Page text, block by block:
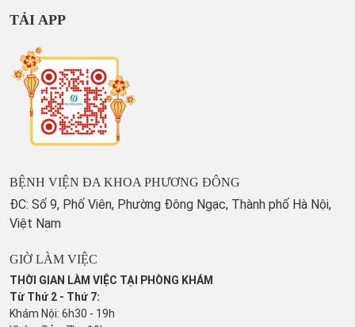
TẢI APP
BỆNH VIỆN ĐA KHOA PHƯƠNG ĐÔNG
ĐC: Số 9, Phố Viên, Phường Đông Ngạc, Thành phố Hà Nội,
Việt Nam
GIỜ LÀM VIỆC
THỜI GIAN LÀM VIỆC TẠI PHÒNG KHÁM
Từ Thứ 2 - Thứ 7:
Khám Nội: 6h30 - 19h